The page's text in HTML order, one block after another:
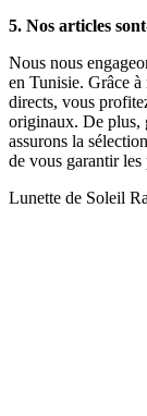
5. Nos articles
Nous nous
en Tunisie. Grâce
directs, vous
originaux. De plus,
assurons la
de vous garantir les
Lunette de Soleil